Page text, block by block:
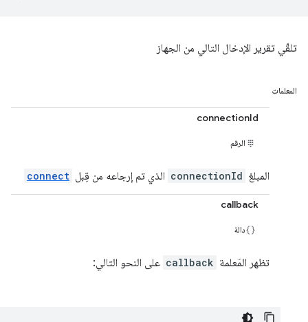
تلقّي تقرير الإدخال التالي من الجهاز
المعلمات
connectionId
الرقم
المبلغ connectionId الذي تم إرجاعه من قِبل connect
callback
دالة
تظهر المَعلمة callback على النحو التالي: